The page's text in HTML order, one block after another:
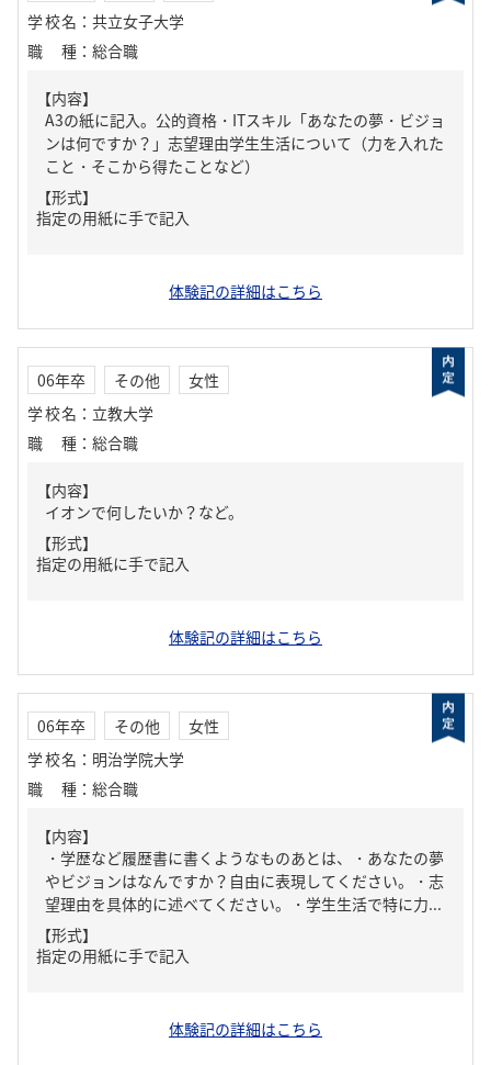
学校名 ： 共立女子大学
職種 ： 総合職
【内容】
A3の紙に記入。公的資格・ITスキル「あなたの夢・ビジョ
ンは何ですか？」志望理由学生生活について（力を入れた
こと・そこから得たことなど）
【形式】
指定の用紙に手で記入
体験記の詳細はこちら
06年卒 その他
女性
学校名 ： 立教大学
職種 ： 総合職
【内容】
イオンで何したいか？など。
【形式】
指定の用紙に手で記入
体験記の詳細はこちら
06年卒 その他
女性
学校名 ： 明治学院大学
職種 ： 総合職
【内容】
・学歴など履歴書に書くようなものあとは、・あなたの夢
やビジョンはなんですか？自由に表現してください。・志
望理由を具体的に述べてください。・学生生活で特に力...
【形式】
指定の用紙に手で記入
体験記の詳細はこちら